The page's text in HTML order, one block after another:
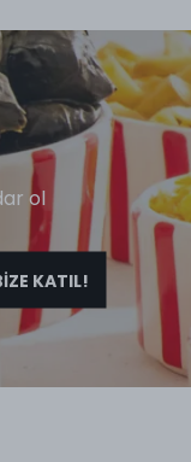
ol
KATIL!